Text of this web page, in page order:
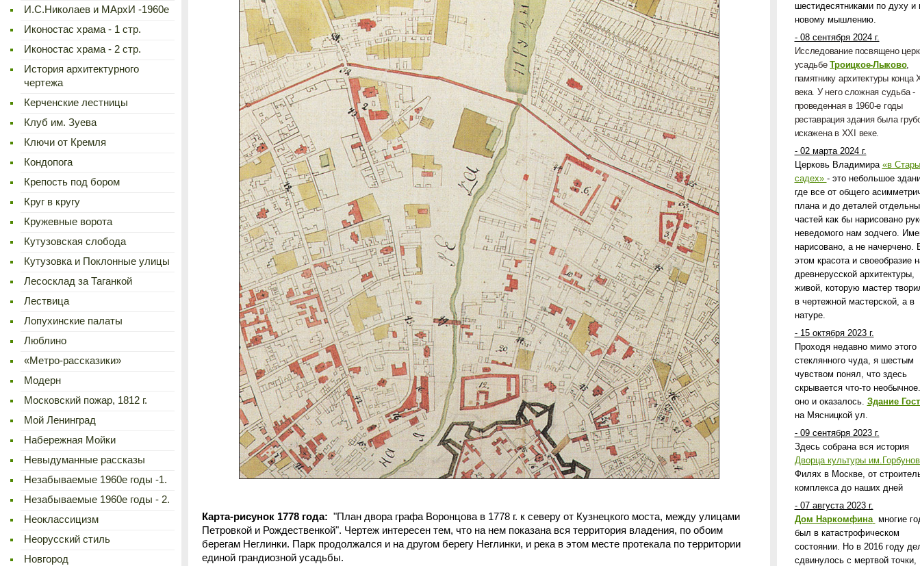
И.С.Николаев и МАрхИ -1960е
Иконостас храма - 1 стр.
Иконостас храма - 2 стр.
История архитектурного
чертежа
Керченские лестницы
Клуб им. Зуева
Ключи от Кремля
Кондопога
Крепость под бором
Круг в кругу
Кружевные ворота
Кутузовская слобода
Кутузовка и Поклонные улицы
Лесосклад за Таганкой
Лествица
Лопухинские палаты
Люблино
«Метро-рассказики»
Модерн
Московский пожар, 1812 г.
Мой Ленинград
Набережная Мойки
Невыдуманные рассказы
Незабываемые 1960е годы -1.
Незабываемые 1960е годы - 2.
Неоклассицизм
Неорусский стиль
Новгород
Карта-рисунок 1778 года: "План двора графа Воронцова в 1778 г. к северу от Кузнецкого моста, между улицами
Петровкой и Рождественкой". Чертеж интересен тем, что на нем показана вся территория владения, по обоим
берегам Неглинки. Парк продолжался и на другом берегу Неглинки, и река в этом месте протекала по территории
единой грандиозной усадьбы.
шестидесятниками по духу и
новому мышлению.
- 08 сентября 2024 г.
Исследование посвящено
усадьбеТроицкое-Лыково,
памятнику архитектуры конца
века. У него сложная судьба -
проведенная в 1960-е годы
реставрация здания была
искажена в XXI веке.
- 02 марта 2024 г.
Церковь Владимира «в
садех» - это небольшое
где все от общего
плана и до деталей
частей как бы нарисовано
неведомого нам зодчего.
нарисовано, а не начерчено.
этом красота и своеобразие
древнерусской архитектуры,
живой, которую мастер
в чертежной мастерской, а в
натуре.
- 15 октября 2023 г.
Проходя недавно мимо этого
стеклянного чуда, я шестым
чувством понял, что здесь
скрывается что-то
оно и оказалось. Здание
на Мясницкой ул.
- 09 сентября 2023 г.
Здесь собрана вся история
Дворца культуры
Филях в Москве, от
комплекса до наших дней
- 07 августа 2023 г.
Дом Наркомфина многие
был в катастрофическом
состоянии. Но в 2016 году
сдвинулось с мертвой точки,